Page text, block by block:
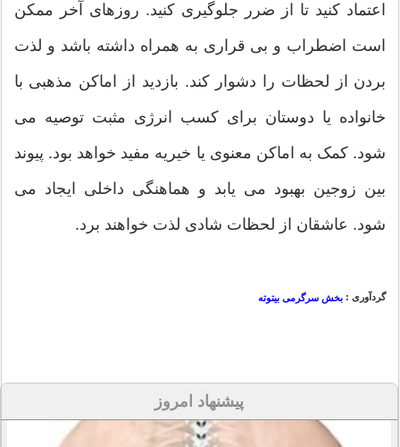
اعتماد کنید تا از ضرر جلوگیری کنید. روزهای آخر ممکن
است اضطراب و بی قراری به همراه داشته باشد و لذت
بردن از لحظات را دشوار کند. بازدید از اماکن مذهبی با
خانواده یا دوستان برای کسب انرژی مثبت توصیه می
شود. کمک به اماکن معنوی یا خیریه مفید خواهد بود. پیوند
بین زوجین بهبود می یابد و هماهنگی داخلی ایجاد می
شود. عاشقان از لحظات شادی لذت خواهند برد.
گردآوری : بخش سرگرمی بیتوته
پیشنهاد امروز